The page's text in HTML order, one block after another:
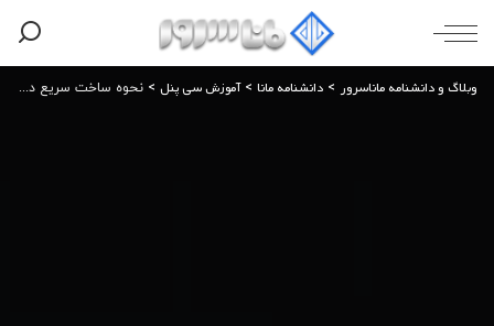
وبلاگ و دانشنامه ماناسرور > دانشنامه مانا >آموزش سی پنل > نحوه ساخت سریع دیتابیس در سی پنل توسط ابزار MySQL Database Wizard